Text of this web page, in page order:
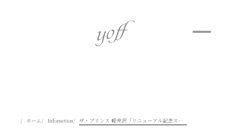
ホーム Infometion ザ・プリンス 軽井沢「リニューアル記念ステイプラン」